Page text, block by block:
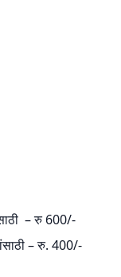
– रु 600/-
– रु. 400/-